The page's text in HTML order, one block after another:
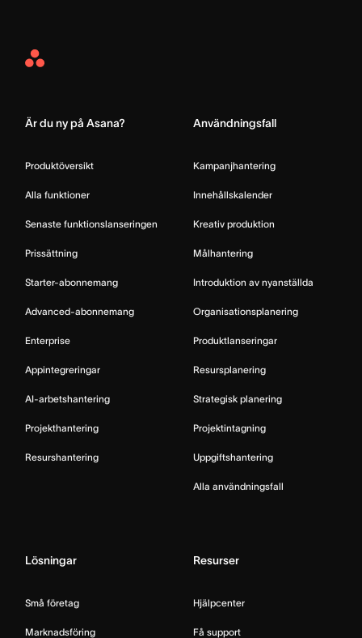
Asana
Är du ny på Asana?
Produktöversikt
Alla funktioner
Senaste funktionslanseringen
Prissättning
Starter-abonnemang
Advanced-abonnemang
Enterprise
Appintegreringar
AI-arbetshantering
Projekthantering
Resurshantering
Användningsfall
Kampanjhantering
Innehållskalender
Kreativ produktion
Målhantering
Introduktion av nyanställda
Organisationsplanering
Produktlanseringar
Resursplanering
Strategisk planering
Projektintagning
Uppgiftshantering
Alla användningsfall
Lösningar
Små företag
Marknadsföring
Resurser
Hjälpcenter
Få support